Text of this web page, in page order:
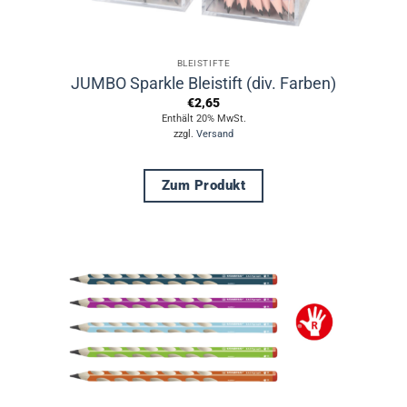
BLEISTIFTE
JUMBO Sparkle Bleistift (div. Farben)
€2,65
Enthält 20% MwSt.
zzgl. Versand
Zum Produkt
Varianten
auf.
Die
Optionen
auf